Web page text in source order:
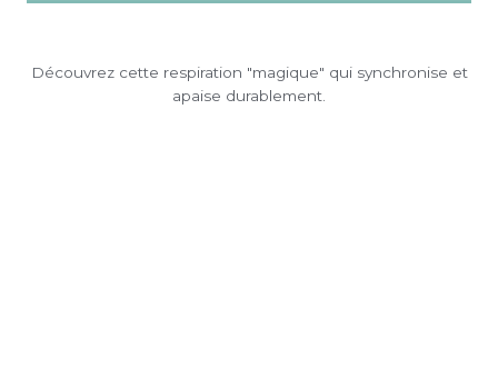
Découvrez cette respiration "magique" qui synchronise et
apaise durablement.